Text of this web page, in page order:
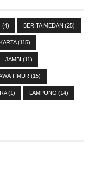
(4) BERITA MEDAN (25)
(115)
JAMBI (11)
TIMUR (15)
(1) LAMPUNG (14)